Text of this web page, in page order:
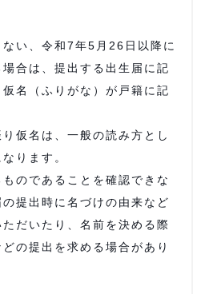
ない、令和7年5月26日以降に
合は、提出する出生届に記
名（ふりがな）が戸籍に記
仮名は、一般の読み方とし
ります。
のであることを確認できな
提出時に名づけの由来など
だいたり、名前を決める際
の提出を求める場合があり